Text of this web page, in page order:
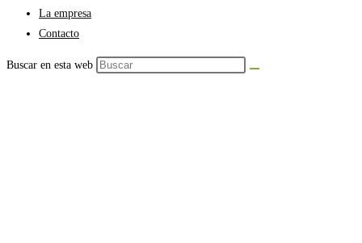
La empresa
Contacto
Buscar en esta web